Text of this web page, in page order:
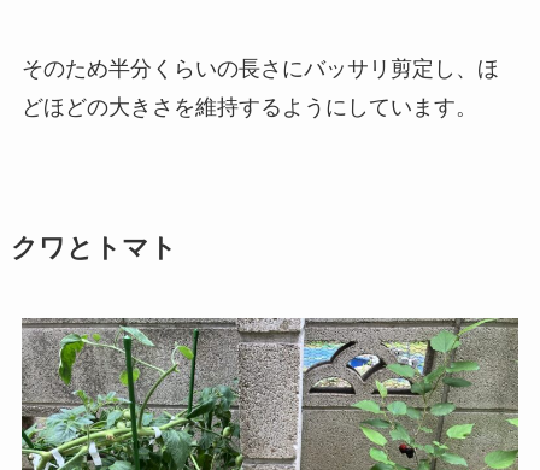
そのため半分くらいの長さにバッサリ剪定し、ほ
どほどの大きさを維持するようにしています。
クワとトマト